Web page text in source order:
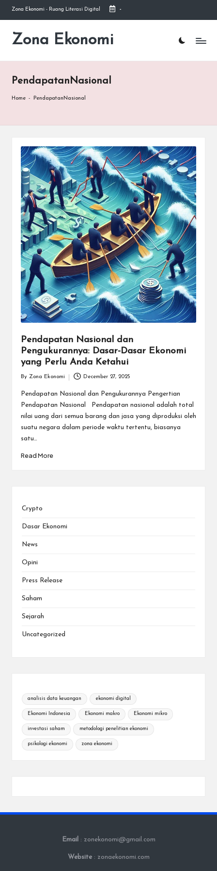
Skip
content
Zona Ekonomi - Ruang Literasi Digital -
Zona Ekonomi
Ruang
PendapatanNasional
Home - PendapatanNasional
Pendapatan Nasional dan
Pengukurannya: Dasar-Dasar Ekonomi
yang Perlu Anda Ketahui
by
By Zona Ekonomi December 27, 2025
Pendapatan Nasional dan Pengukurannya Pengertian
Pendapatan Nasional Pendapatan nasional adalah total
nilai uang dari semua barang dan jasa yang diproduksi oleh
suatu negara dalam periode waktu tertentu, biasanya
satu…
Read More
Crypto
Dasar Ekonomi
News
Opini
Press Release
Saham
Sejarah
Uncategorized
analisis data keuangan ekonomi digital
Ekonomi Indonesia Ekonomi makro Ekonomi mikro
investasi saham metodologi penelitian ekonomi
psikologi ekonomi zona ekonomi
Email : zonekonomi@gmail.com
Website : zonaekonomi.com